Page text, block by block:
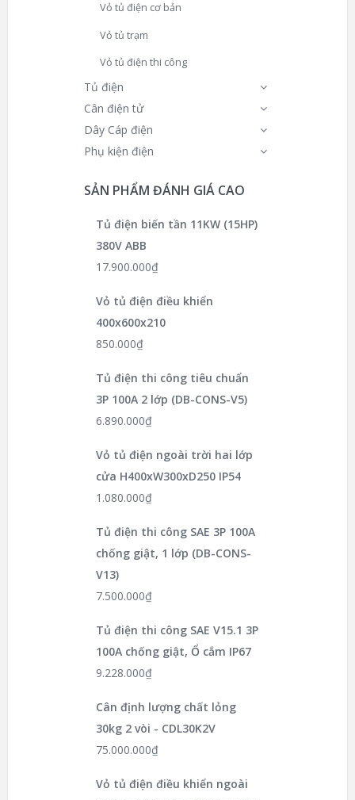
Vỏ tủ điện cơ bản
Vỏ tủ trạm
Vỏ tủ điện thi công
Tủ điện
Cân điện tử
Dây Cáp điện
Phụ kiện điện
SẢN PHẨM ĐÁNH GIÁ CAO
Tủ điện biến tần 11KW (15HP)
380V ABB
17.900.000₫
Vỏ tủ điện điều khiển
400x600x210
850.000₫
Tủ điện thi công tiêu chuẩn
3P 100A 2 lớp (DB-CONS-V5)
6.890.000₫
Vỏ tủ điện ngoài trời hai lớp
cửa H400xW300xD250 IP54
1.080.000₫
Tủ điện thi công SAE 3P 100A
chống giật, 1 lớp (DB-CONS-
V13)
7.500.000₫
Tủ điện thi công SAE V15.1 3P
100A chống giật, Ổ cắm IP67
9.228.000₫
Cân định lượng chất lỏng
30kg 2 vòi - CDL30K2V
75.000.000₫
Vỏ tủ điện điều khiển ngoài